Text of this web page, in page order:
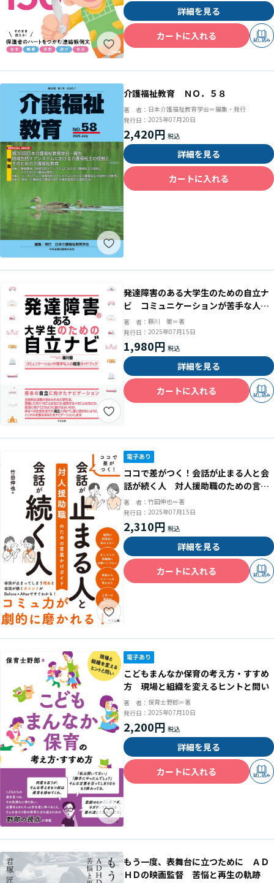
詳細を見る
カートに入れる
試し読み
介護福祉教育 ＮＯ．５８
著 者： 日本介護福祉教育学会＝編集・発行
発行日： 2025年07月20日
2,420円
詳細を見る
カートに入れる
発達障害のある大学生のための自立ナ
ビ コミュニケーションが苦手な人の
就活ガイドブック
著 者： 藤川 徹＝著
発行日： 2025年07月15日
1,980円
詳細を見る
カートに入れる
試し読み
ココで差がつく！会話が止まる人と会
話が続く人 対人援助職のための言葉
かけガイド
著 者： 竹田伸也＝著
発行日： 2025年07月15日
2,310円
詳細を見る
カートに入れる
試し読み
こどもまんなか保育の考え方・すすめ
方 現場と組織を変えるヒントと問い
著 者： 保育士野郎＝著
発行日： 2025年07月10日
2,200円
詳細を見る
カートに入れる
試し読み
もう一度、表舞台に立つために ＡＤ
ＨＤの映画監督 苦悩と再生の軌跡